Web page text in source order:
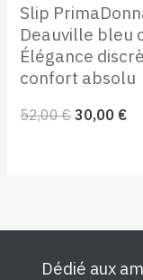
Slip
Deauville bleu
Élégance
confort absolu
52,00€ 30,00 €
Dédié aux